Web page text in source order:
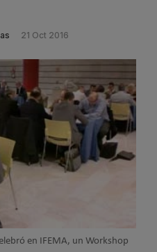
21 Oct 2016
en IFEMA, un Workshop